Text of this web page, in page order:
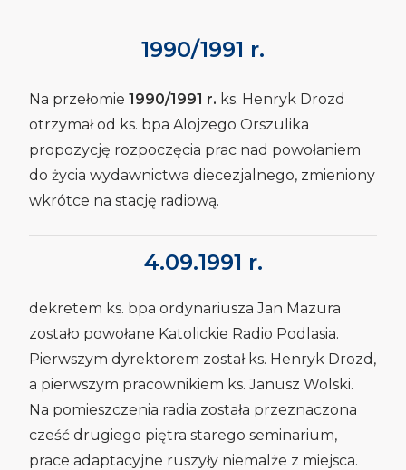
1990/1991 r.
Na przełomie 1990/1991 r. ks. Henryk Drozd
otrzymał od ks. bpa Alojzego Orszulika
propozycję rozpoczęcia prac nad powołaniem
do życia wydawnictwa diecezjalnego, zmieniony
wkrótce na stację radiową.
4.09.1991 r.
dekretem ks. bpa ordynariusza Jan Mazura
zostało powołane Katolickie Radio Podlasia.
Pierwszym dyrektorem został ks. Henryk Drozd,
a pierwszym pracownikiem ks. Janusz Wolski.
Na pomieszczenia radia została przeznaczona
cześć drugiego piętra starego seminarium,
prace adaptacyjne ruszyły niemalże z miejsca.